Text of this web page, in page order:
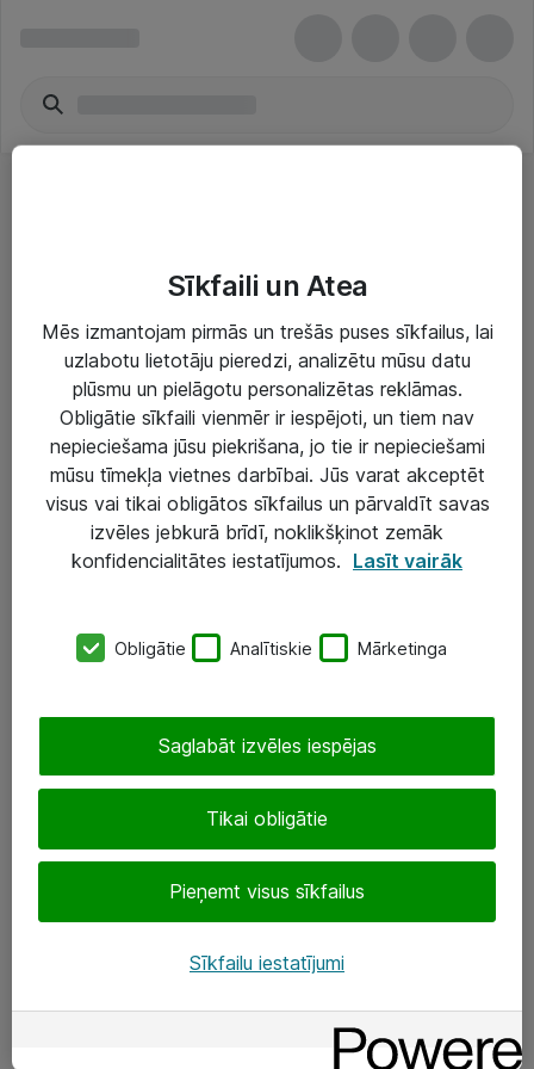
Risinājumi & Pakalpojumi
IT serviss un atbalsts
IT infrastruktūra
Darba vietu IT risinājumi
SIA „ATEA”
+(371) 67 81 90 50
eShop@atea.lv
Sekojiet mums
Sīkfaili un Atea
Mēs izmantojam pirmās un trešās puses sīkfailus, lai
uzlabotu lietotāju pieredzi, analizētu mūsu datu
plūsmu un pielāgotu personalizētas reklāmas.
Obligātie sīkfaili vienmēr ir iespējoti, un tiem nav
nepieciešama jūsu piekrišana, jo tie ir nepieciešami
mūsu tīmekļa vietnes darbībai. Jūs varat akceptēt
visus vai tikai obligātos sīkfailus un pārvaldīt savas
izvēles jebkurā brīdī, noklikšķinot zemāk
konfidencialitātes iestatījumos. Lasīt vairāk
Obligātie Analītiskie Mārketinga
Tikai obligātie
Pieņemt visus sīkfailus
Saglabāt izvēles iespējas
Sīkfailu iestatījumi